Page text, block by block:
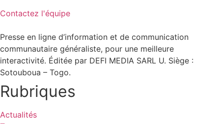
Contactez l'équipe
Presse en ligne d’information et de communication
communautaire généraliste, pour une meilleure
interactivité. Éditée par DEFI MEDIA SARL U. Siège :
Sotouboua – Togo.
Rubriques
Actualités